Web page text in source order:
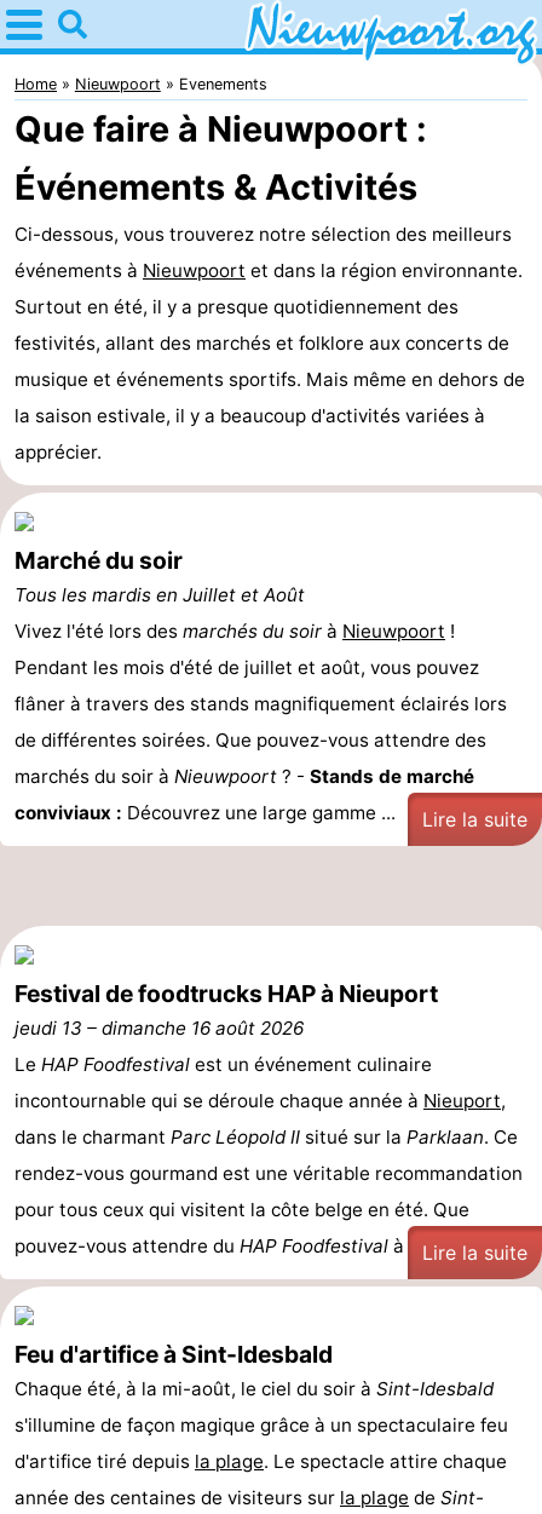
Home
Nieuwpoort
Astuces
Avec
les
enfants
Passer
la
nuit
Appartements
-
Holiday
Suites
Nieuwpoort
-
Holiday
Suites
Westende
Campings
Chambre
d'hôtes
Chaumières
-
Nieuwpoort
-
Oostduinkerke
aan
zee
-
Westende
Hôtels
Last
Voir
et
faire
Lieux
d'intérêt
-
Musées
Monuments
-
Points
de
Attractions
-
Terrains
jeux
-
de
Parcours
Centres
Home Nieuwpoort Evenements
Que faire à Nieuwpoort :
Événements & Activités
Ci-dessous, vous trouverez notre sélection des meilleurs
événements à Nieuwpoort et dans la région environnante.
Surtout en été, il y a presque quotidiennement des
festivités, allant des marchés et folklore aux concerts de
musique et événements sportifs. Mais même en dehors de
la saison estivale, il y a beaucoup d'activités variées à
apprécier.
Marché du soir
Tous les mardis en Juillet et Août
Vivez l'été lors des marchés du soir à Nieuwpoort !
Pendant les mois d'été de juillet et août, vous pouvez
flâner à travers des stands magnifiquement éclairés lors
de différentes soirées. Que pouvez-vous attendre des
marchés du soir à Nieuwpoort ? - Stands de marché
conviviaux : Découvrez une large gamme ... Lire la suite
Festival de foodtrucks HAP à Nieuport
jeudi 13 – dimanche 16 août 2026
Le HAP Foodfestival est un événement culinaire
incontournable qui se déroule chaque année à Nieuport,
dans le charmant Parc Léopold II situé sur la Parklaan. Ce
rendez-vous gourmand est une véritable recommandation
pour tous ceux qui visitent la côte belge en été. Que
pouvez-vous attendre du HAP Foodfestival à ... Lire la suite
Feu d'artifice à Sint-Idesbald
Chaque été, à la mi-août, le ciel du soir à Sint-Idesbald
s'illumine de façon magique grâce à un spectaculaire feu
d'artifice tiré depuis la plage. Le spectacle attire chaque
année des centaines de visiteurs sur la plage de Sint-